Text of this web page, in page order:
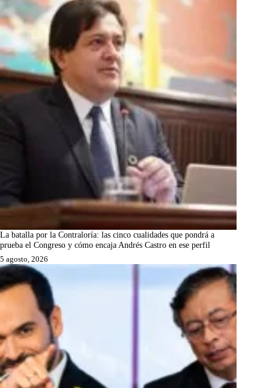
La batalla por la Contraloría: las cinco cualidades que pondrá a
prueba el Congreso y cómo encaja Andrés Castro en ese perfil
5 agosto, 2026